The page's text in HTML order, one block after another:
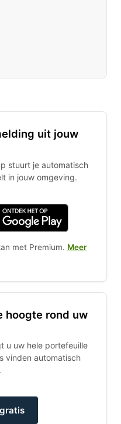
uit jouw
stuurt je automatisch
in jouw omgeving.
met Premium. Meer
hoogte rond uw
u uw hele portefeuille
vinden automatisch